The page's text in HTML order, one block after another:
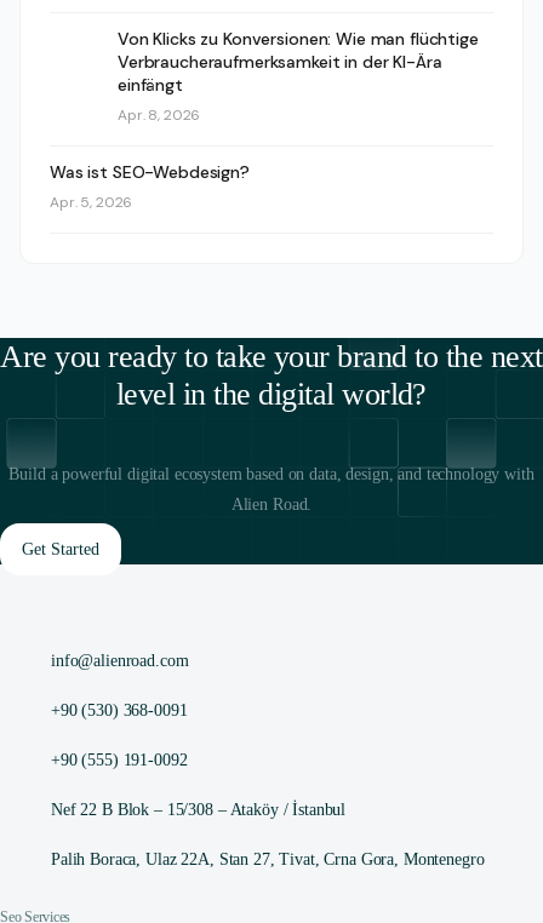
Von Klicks zu Konversionen: Wie man flüchtige
Verbraucheraufmerksamkeit in der KI-Ära
einfängt
Apr. 8, 2026
Was ist SEO-Webdesign?
Apr. 5, 2026
Are you ready to take your brand to the next
level in the digital world?
Build a powerful digital ecosystem based on data, design, and technology with
Alien Road.
Get Started
info@alienroad.com
+90 (530) 368-0091
+90 (555) 191-0092
Nef 22 B Blok – 15/308 – Ataköy / İstanbul
Palih Boraca, Ulaz 22A, Stan 27, Tivat, Crna Gora, Montenegro
Seo Services